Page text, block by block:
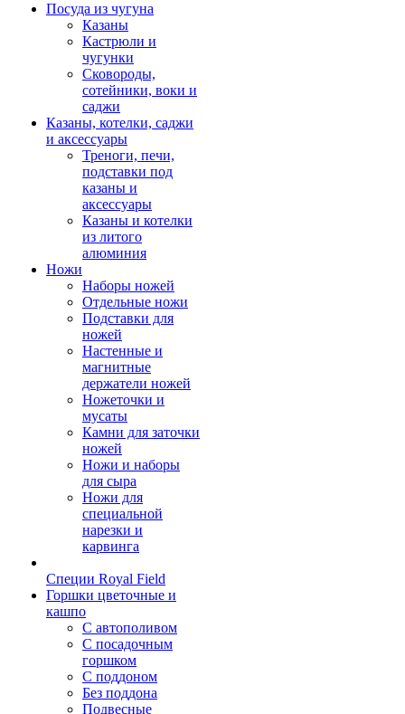
Посуда из чугуна
Казаны
Кастрюли и
чугунки
Сковороды,
сотейники, воки и
саджи
Казаны, котелки, саджи
и аксессуары
Треноги, печи,
подставки под
казаны и
аксессуары
Казаны и котелки
из литого
алюминия
Ножи
Наборы ножей
Отдельные ножи
Подставки для
ножей
Настенные и
магнитные
держатели ножей
Ножеточки и
мусаты
Камни для заточки
ножей
Ножи и наборы
для сыра
Ножи для
специальной
нарезки и
карвинга
Специи Royal Field
Горшки цветочные и
кашпо
С автополивом
С посадочным
горшком
С поддоном
Без поддона
Подвесные